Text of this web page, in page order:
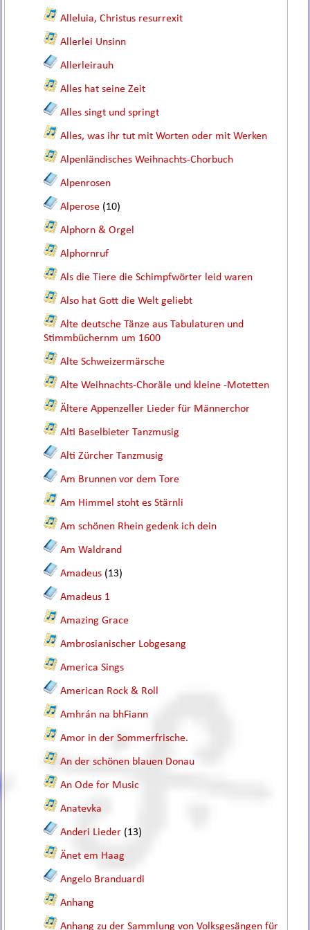
Alleluia, Christus resurrexit
Allerlei Unsinn
Allerleirauh
Alles hat seine Zeit
Alles singt und springt
Alles, was ihr tut mit Worten oder mit Werken
Alpenländisches Weihnachts-Chorbuch
Alpenrosen
Alperose (10)
Alphorn & Orgel
Alphornruf
Als die Tiere die Schimpfwörter leid waren
Also hat Gott die Welt geliebt
Alte deutsche Tänze aus Tabulaturen und
Stimmbüchernm um 1600
Alte Schweizermärsche
Alte Weihnachts-Choräle und kleine -Motetten
Ältere Appenzeller Lieder für Männerchor
Alti Baselbieter Tanzmusig
Alti Zürcher Tanzmusig
Am Brunnen vor dem Tore
Am Himmel stoht es Stärnli
Am schönen Rhein gedenk ich dein
Am Waldrand
Amadeus (13)
Amadeus 1
Amazing Grace
Ambrosianischer Lobgesang
America Sings
American Rock & Roll
Amhrán na bhFiann
Amor in der Sommerfrische.
An der schönen blauen Donau
An Ode for Music
Anatevka
Anderi Lieder (13)
Änet em Haag
Angelo Branduardi
Anhang
Anhang zu der Sammlung von Volksgesängen für